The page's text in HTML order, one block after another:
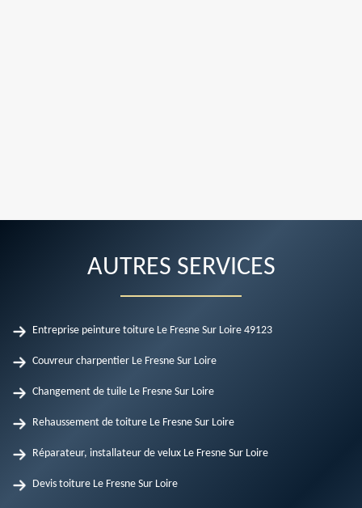
AUTRES SERVICES
Entreprise peinture toiture Le Fresne Sur Loire 49123
Couvreur charpentier Le Fresne Sur Loire
Changement de tuile Le Fresne Sur Loire
Rehaussement de toiture Le Fresne Sur Loire
Réparateur, installateur de velux Le Fresne Sur Loire
Devis toiture Le Fresne Sur Loire